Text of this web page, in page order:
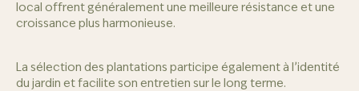
local offrent généralement une meilleure résistance et une
croissance plus harmonieuse.
La sélection des plantations participe également à l’identité
du jardin et facilite son entretien sur le long terme.